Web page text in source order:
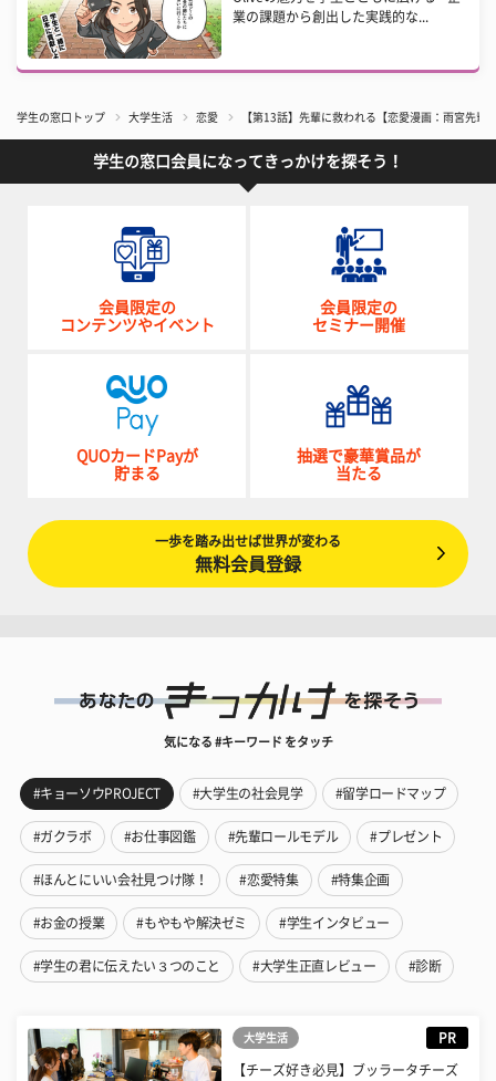
業の課題から創出した実践的な...
学生の窓口トップ 大学生活 恋愛 【第13話】先輩に救われる【恋愛漫画：雨宮先輩
学生の窓口会員になってきっかけを探そう！
会員限定の
コンテンツやイベント
会員限定の
セミナー開催
QUOカードPayが
貯まる
抽選で豪華賞品が
当たる
一歩を踏み出せば世界が変わる
無料会員登録
気になる #キーワード をタッチ
#キョーソウPROJECT #大学生の社会見学 #留学ロードマップ
#ガクラボ #お仕事図鑑 #先輩ロールモデル #プレゼント
#ほんとにいい会社見つけ隊！ #恋愛特集 #特集企画
#お金の授業 #もやもや解決ゼミ #学生インタビュー
#学生の君に伝えたい３つのこと #大学生正直レビュー #診断
大学生活 PR
【チーズ好き必見】ブッラータチーズ